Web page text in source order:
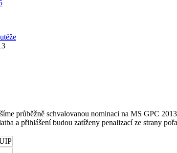
průběžně schvalovanou nominaci na MS GPC
a přihlášení budou zatíženy penalizací ze strany